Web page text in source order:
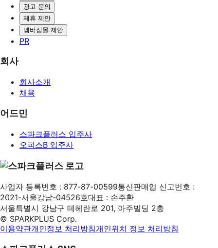
광고 문의
제휴 제안
멤버십몰 제안
PR
회사
회사소개
채용
어드민
스파크플러스 입주사
오피스B 입주사
사업자 등록번호 : 877-87-00599통신판매업 신고번호 :
2021-서울강남-04526호대표 : 손주환
서울특별시 강남구 테헤란로 201, 아주빌딩 2층
© SPARKPLUS Corp.
이용약관개인정보 처리방침개인위치 정보 처리방침